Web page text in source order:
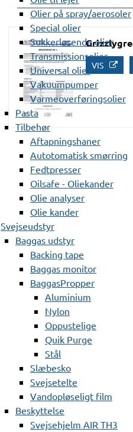
Olier på spray/aerosoler
Special olier
Sukkerløsende olier
Transmissionsolier
Universal olier
Vakuumpumper
Varmeoverføringsolier
Pasta
Tilbehør
Aftapningshaner
Autotomatisk smørring
Fedtpresser
Oilsafe - Oliekander
Olie analyser
Olie kander
Svejseudstyr
Baggas udstyr
Backing tape
Baggas monitor
BaggasPropper
Aluminium
Nylon
Oppustelige
Quik Purge
Stål
Slæbesko
Svejsetelte
Vandopløseligt film
Beskyttelse
Svejsehjelm AIR TH3
VIS